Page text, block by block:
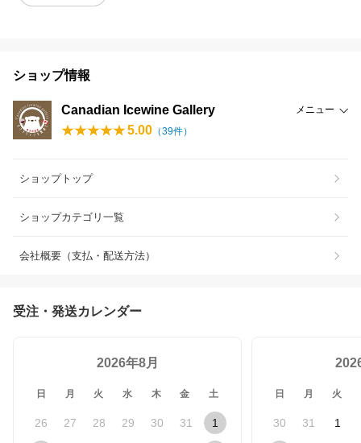
ショップ情報
Canadian Icewine Gallery メニュー
5.00 （39件）
ショップトップ
ショップカテゴリ一覧
会社概要（支払・配送方法）
受注・発送カレンダー
2026年8月
日 月 火 水 木 金 土
26 27 28 29 30 31 1
日 月 火
30 31 1